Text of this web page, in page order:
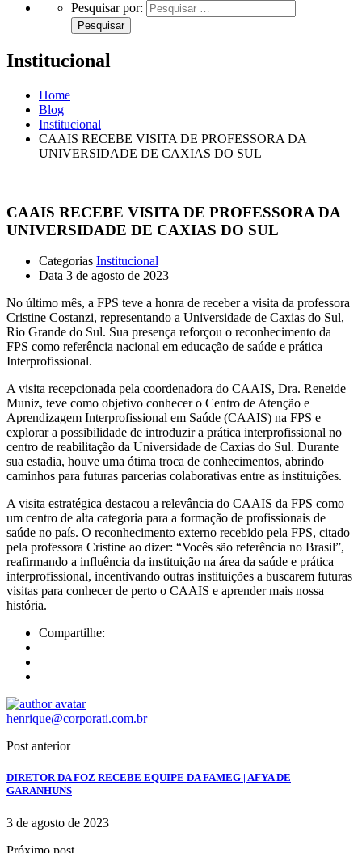
Pesquisar por:
Institucional
Home
Blog
Institucional
CAAIS RECEBE VISITA DE PROFESSORA DA
UNIVERSIDADE DE CAXIAS DO SUL
CAAIS RECEBE VISITA DE PROFESSORA DA
UNIVERSIDADE DE CAXIAS DO SUL
Categorias Institucional
Data 3 de agosto de 2023
No último mês, a FPS teve a honra de receber a visita da professora
Cristine Costanzi, representando a Universidade de Caxias do Sul,
Rio Grande do Sul. Sua presença reforçou o reconhecimento da
FPS como referência nacional em educação de saúde e prática
Interprofissional.
A visita recepcionada pela coordenadora do CAAIS, Dra. Reneide
Muniz, teve como objetivo conhecer o Centro de Atenção e
Aprendizagem Interprofissional em Saúde (CAAIS) na FPS e
explorar a possibilidade de introduzir a prática interprofissional no
centro de reabilitação da Universidade de Caxias do Sul. Durante
sua estadia, houve uma ótima troca de conhecimentos, abrindo
caminhos para futuras parcerias colaborativas entre as instituições.
A visita estratégica destacou a relevância do CAAIS da FPS como
um centro de alta categoria para a formação de profissionais de
saúde no país. O reconhecimento externo recebido pela FPS, citado
pela professora Cristine ao dizer: “Vocês são referência no Brasil”,
reafirmando a influência da instituição na área da saúde e prática
interprofissional, incentivando outras instituições a buscarem futuras
visitas para conhecer de perto o CAAIS e aprender mais nossa
história.
Compartilhe:
henrique@corporati.com.br
Post anterior
DIRETOR DA FOZ RECEBE EQUIPE DA FAMEG | AFYA DE
GARANHUNS
3 de agosto de 2023
Próximo post